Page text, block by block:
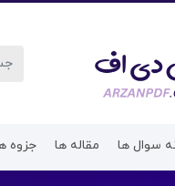
سوال ها مقاله ها جزوه